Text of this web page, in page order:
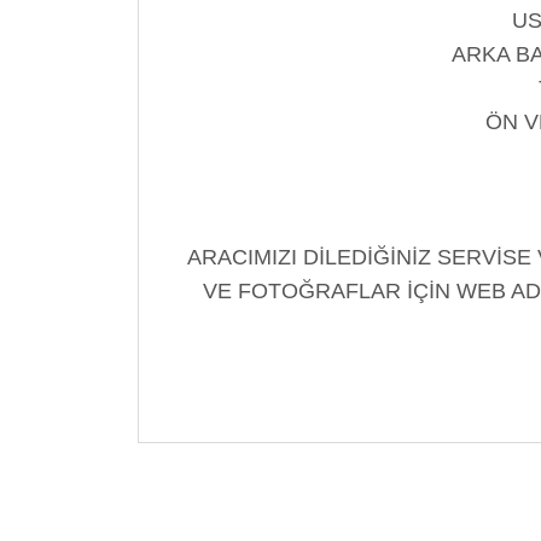
ARKA
ÖN
ARACIMIZI DİLEDİĞİNİZ
VE FOTOĞRAFLAR İÇİN WEB